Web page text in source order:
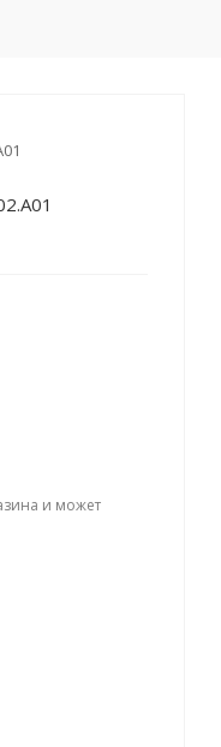
и может